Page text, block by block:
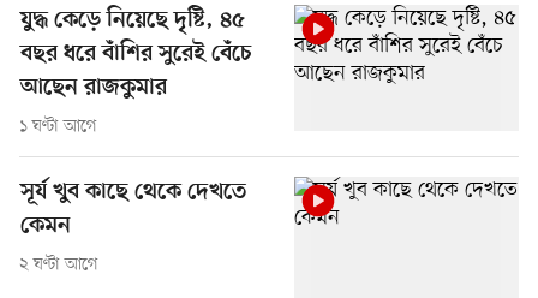
যুদ্ধ কেড়ে নিয়েছে দৃষ্টি, ৪৫
বছর ধরে বাঁশির সুরেই বেঁচে
আছেন রাজকুমার
১ ঘণ্টা আগে
সূর্য খুব কাছে থেকে দেখতে
কেমন
২ ঘণ্টা আগে